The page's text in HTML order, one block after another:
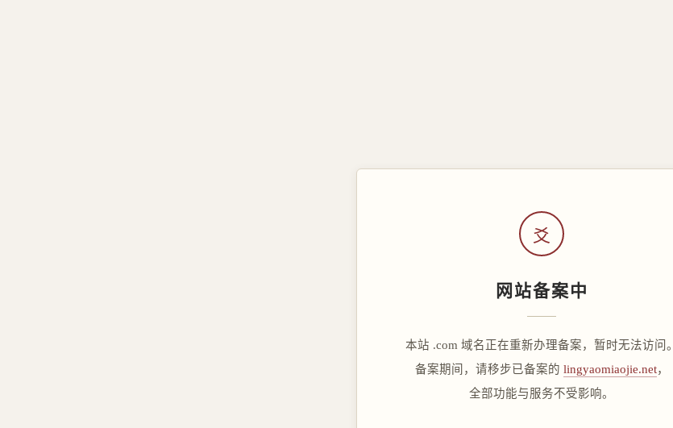
爻
网站备案中
本站 .com 域名正在重新办理备案，暂时无法访问。
备案期间，请移步已备案的 lingyaomiaojie.net，
全部功能与服务不受影响。